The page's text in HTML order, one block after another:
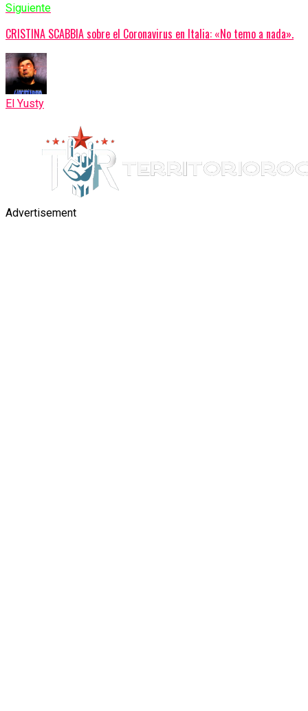
Siguiente
CRISTINA SCABBIA sobre el Coronavirus en Italia: «No temo a nada».
El Yusty
Advertisement